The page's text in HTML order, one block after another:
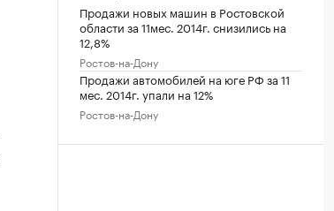
Продажи новых машин в Ростовской
области за 11мес. 2014г. снизились на
12,8%
Ростов-на-Дону
Продажи автомобилей на юге РФ за 11
мес. 2014г. упали на 12%
Ростов-на-Дону